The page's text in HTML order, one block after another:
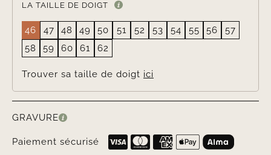
LA TAILLE DE DOIGT
46 47 48 49 50 51 52 53 54 55 56
57
58
59 60 61 62
Trouver sa taille de doigt ici
GRAVURE
Paiement sécurisé